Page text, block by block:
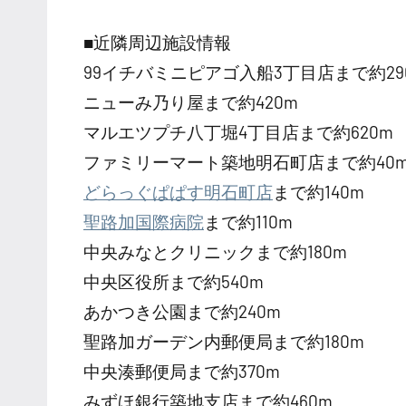
■近隣周辺施設情報
99イチバミニピアゴ入船3丁目店まで約
ニューみ乃り屋まで約420m
マルエツプチ八丁堀4丁目店まで約620m
ファミリーマート築地明石町店まで約
どらっぐぱぱす明石町店まで約140m
聖路加国際病院まで約110m
中央みなとクリニックまで約180m
中央区役所まで約540m
あかつき公園まで約240m
聖路加ガーデン内郵便局まで約180m
中央湊郵便局まで約370m
みずほ銀行築地支店まで約460m